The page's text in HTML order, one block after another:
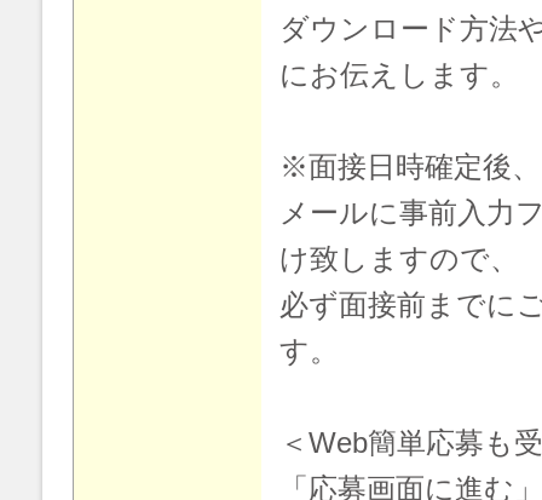
ダウンロード方法
にお伝えします。
※面接日時確定後
メールに事前入力
け致しますので、
必ず面接前までに
す。
＜Web簡単応募も
「応募画面に進む